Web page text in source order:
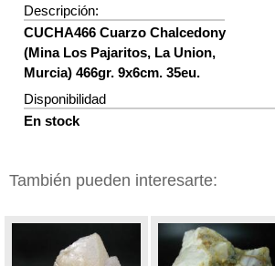
Descripción:
CUCHA466 Cuarzo Chalcedony
(Mina Los Pajaritos, La Union,
Murcia) 466gr. 9x6cm. 35eu.
Disponibilidad
En stock
También pueden interesarte:
Cuarzo calcedonia
chalcedony
Cuarzo Chalcedony